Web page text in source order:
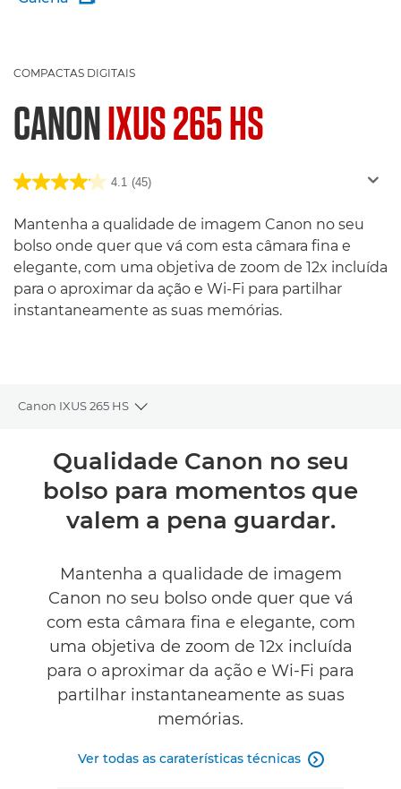
COMPACTAS DIGITAIS
CANONIXUS 265 HS
4.1 (45)
Mantenha a qualidade de imagem Canon no seu
bolso onde quer que vá com esta câmara fina e
elegante, com uma objetiva de zoom de 12x incluída
para o aproximar da ação e Wi-Fi para partilhar
instantaneamente as suas memórias.
Canon IXUS 265 HS
Toggle breadcrumbs
Descrição geral
Caraterísticas técnicas
Qualidade Canon no seu
bolso para momentos que
valem a pena guardar.
Mantenha a qualidade de imagem
Canon no seu bolso onde quer que vá
com esta câmara fina e elegante, com
uma objetiva de zoom de 12x incluída
para o aproximar da ação e Wi-Fi para
partilhar instantaneamente as suas
memórias.
Ver todas as caraterísticas técnicas 